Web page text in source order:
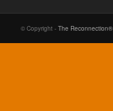
© Copyright - The